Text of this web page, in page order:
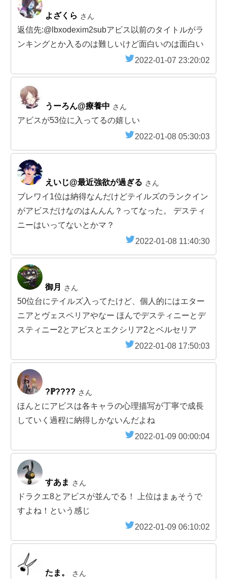
よざくら さん
返信先:@lbxodexim2subアビス以前のタイトルがラ
ンキングとか入るのは難しいけど面白いのは面白い
2022-01-07 23:20:02
うーろん@療養中 さん
アビスが53位に入ってるの嬉しい
2022-01-08 05:30:03
えいじ@最近強欲が過ぎる さん
ブレワイ1位は納得なんだけどテイルズのランクイン
がアビスだけなのはんんん？ってなった。 デスティ
ニーはいってないとかマ？
2022-01-08 11:40:30
御月 さん
50位台にテイルズ入ってたけど、個人的にはエター
ニアとヴェスペリアやなー ほんでデスティニーとデ
スティニー2とアビスとエクシリア2とベルセリア
2022-01-08 17:50:03
?ℙ???? さん
ほんとにアビスは各キャラの心理描写が丁寧で成長
していく過程に納得しかないんだよね
2022-01-09 00:00:04
すあま さん
ドラクエ8とアビスが並んでる！ 上位はまぁそうで
すよね！という感じ
2022-01-09 06:10:02
たま。 さん